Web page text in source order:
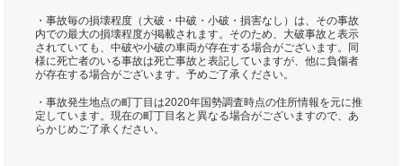
・事故毎の損壊程度（大破・中破・小破・損害なし）は、その事故
内での最大の損壊程度が掲載されます。そのため、大破事故と表示
されていても、中破や小破の車両が存在する場合がございます。同
様に死亡者のいる事故は死亡事故と表記していますが、他に負傷者
が存在する場合がございます。予めご了承ください。
・事故発生地点の町丁目は2020年国勢調査時点の住所情報を元に推
定しています。現在の町丁目名と異なる場合がございますので、あ
らかじめご了承ください。